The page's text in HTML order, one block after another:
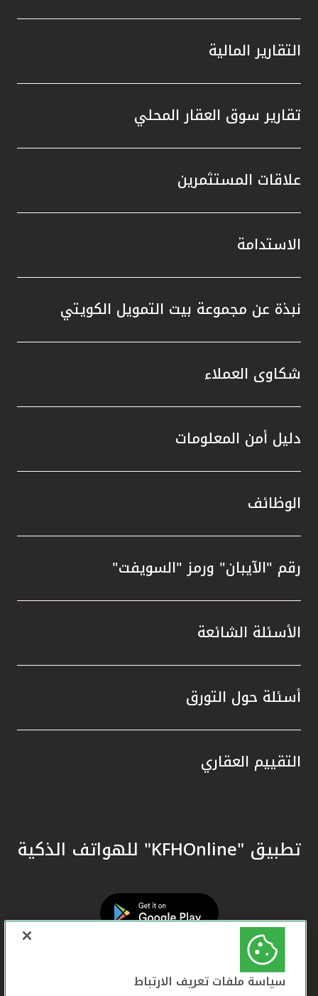
التقارير المالية
تقارير سوق العقار المحلي
علاقات المستثمرين
الاستدامة
نبذة عن مجموعة بيت التمويل الكويتي
شكاوى العملاء
دليل أمن المعلومات
الوظائف
رقم "الآيبان" ورمز "السويفت"
الأسئلة الشائعة
أسئلة حول التورق
التقييم العقاري
تطبيق "KFHOnline" للهواتف الذكية
سياسة ملفات تعريف الارتباط